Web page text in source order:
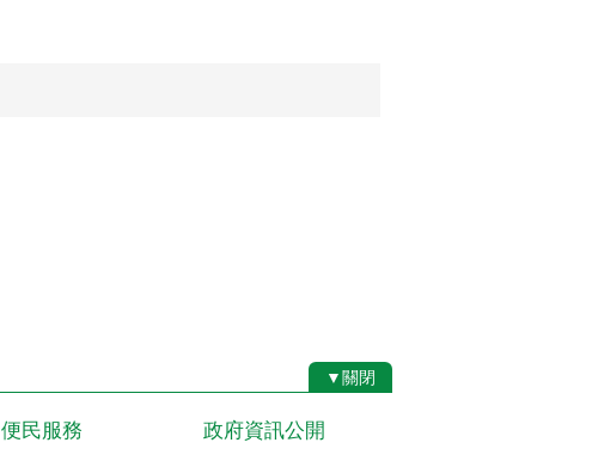
▼關閉
便民服務 政府資訊公開